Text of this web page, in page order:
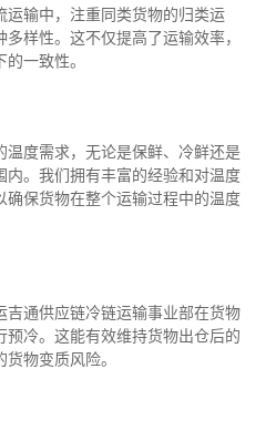
输中，注重同类货物的归类运
样性。这不仅提高了运输效率，
一致性。
度需求，无论是保鲜、冷鲜还是
内。我们拥有丰富的经验和对温度
保货物在整个运输过程中的温度
吉通供应链冷链运输事业部在货物
冷。这能有效维持货物出仓后的
物变质风险。